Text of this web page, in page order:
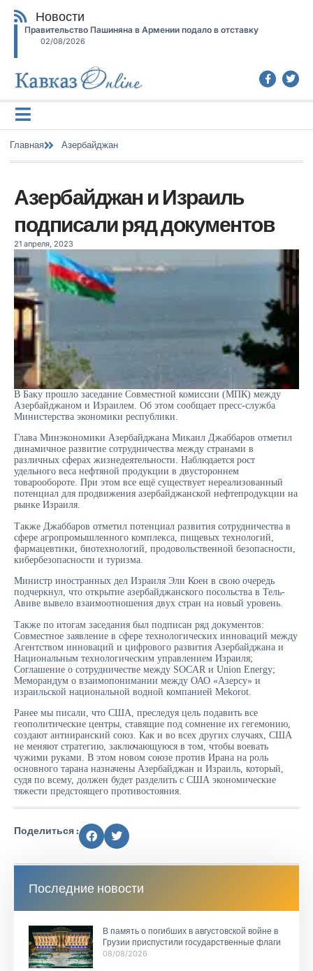
Новости
Правительство Пашиняна в Армении подало в отставку
02/08/2026
Главная Азербайджан
Азербайджан и Израиль
подписали ряд документов
21 апреля, 2023
В Баку прошло заседание Совместной комиссии (МПК) между
Азербайджаном и Израилем. Об этом сообщает пресс-служба
Министерства экономики республики.
Глава Минэкономики Азербайджана Микаил Джаббаров отметил
динамичное развитие сотрудничества между странами в
различных сферах жизнедеятельности. Наблюдается рост
удельного веса нефтяной продукции в двустороннем
товарообороте. При этом все ещё существует нереализованный
потенциал для продвижения азербайджанской нефтепродукции на
рынке Израиля.
Также Джаббаров отметил потенциал развития сотрудничества в
сфере агропромышленного комплекса, пищевых технологий,
фармацевтики, биотехнологий, продовольственной безопасности,
кибербезопасности и туризма.
Министр иностранных дел Израиля Эли Коен в свою очередь
подчеркнул, что открытие азербайджанского посольства в Тель-
Авиве вывело взаимоотношения двух стран на новый уровень.
Также по итогам заседания был подписан ряд документов:
Совместное заявление в сфере технологических инноваций между
Агентством инноваций и цифрового развития Азербайджана и
Национальным технологическим управлением Израиля;
Соглашение о сотрудничестве между SOCAR и Union Energy;
Меморандум о взаимопонимании между ОАО «Азерсу» и
израильской национальной водной компанией Mekorot.
Ранее мы писали, что США, преследуя цель подавить все
геополитические центры, ставящие под сомнение их гегемонию,
создают антииранский союз. Как и во всех других случаях, США
не меняют стратегию, заключающуюся в том, чтобы воевать
чужими руками. В этом новом союзе против Ирана на роль
основного тарана назначены Азербайджан и Израиль, который,
судя по всему, должен будет разделить с США экономические
тяжести предстоящего противостояния.
Поделиться :
Последние новости
В память о погибших в августовской войне в
Грузии приспустили государственные флаги
08/08/2026